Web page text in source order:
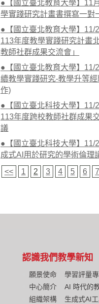
●【國立臺北教育大學】11
學實踐研究計畫書撰寫一對
●【國立臺北教育大學】11/
113年度教學實踐研究計畫
教師社群成果交流會」
●【國立臺北教育大學】11/
續教學實踐研究-教學升等
作)
●【國立臺北科技大學】11/
113年度跨校教師社群成果
議
●【國立臺北科技大學】11/
成式AI用於研究的學術倫理
<<
1 2 3 4 5 6 7
認識我們
願景使命
中心簡介
組織架構
教學新知
學習評量
AI 時代的
生成式AI